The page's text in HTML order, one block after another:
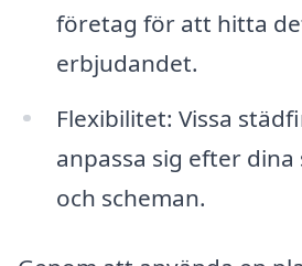
företag för att hitta
erbjudandet.
Flexibilitet: Vissa
anpassa sig efter
och scheman.